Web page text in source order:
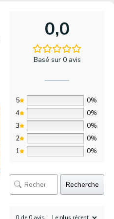
0,0
Basé sur 0 avis
5
0%
4
0%
3
0%
2
0%
1
0%
Recherche
0 de 0 avis